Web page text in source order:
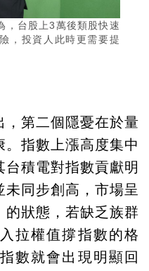
，台股上3萬後類股快速
，投資人此時更需要提
，第二個隱憂在於量
指數上漲高度集中
積電對指數貢獻明
同步創高，市場呈
的狀態，若缺乏族群
拉權值撐指數的格
數就會出現明顯回